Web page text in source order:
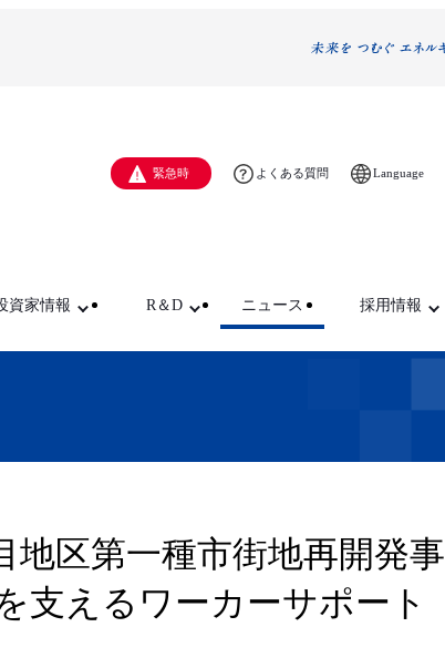
緊急時 よくある質問 Language
資家情報 R＆D ニュース 採用情報
区第一種市街地再開発事
支えるワーカーサポート